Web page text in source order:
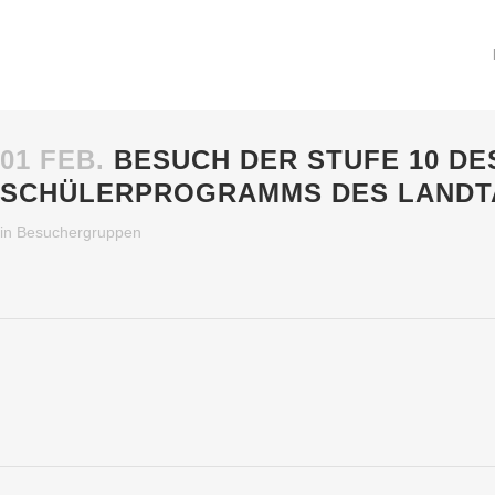
01 FEB. BESUCH DER STUFE 10
CHÜLERPROGRAMMS DES
in Besuchergruppen